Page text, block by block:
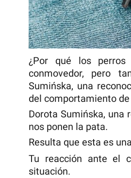
¿Por qué los
conmovedor, pero
Sumińska, una
del comportamiento
Dorota Sumińska, una
nos ponen la pata.
Resulta que esta es
Tu reacción ante el
situación.